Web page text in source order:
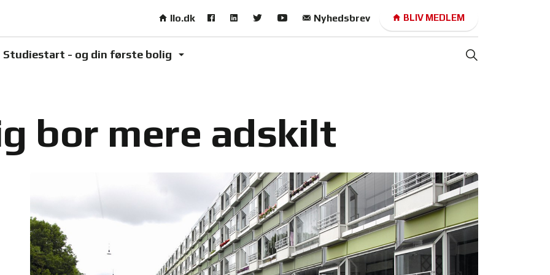
Skip to main content
Studiestart - og din første bolig
llo.dk Nyhedsbrev BLIV MEDLEM
bor mere adskilt